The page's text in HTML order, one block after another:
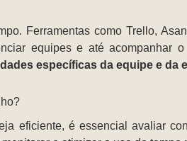
Ferramentas como Trello,
equipes e até acompanhar
específicas da equipe e da
eficiente, é essencial avaliar